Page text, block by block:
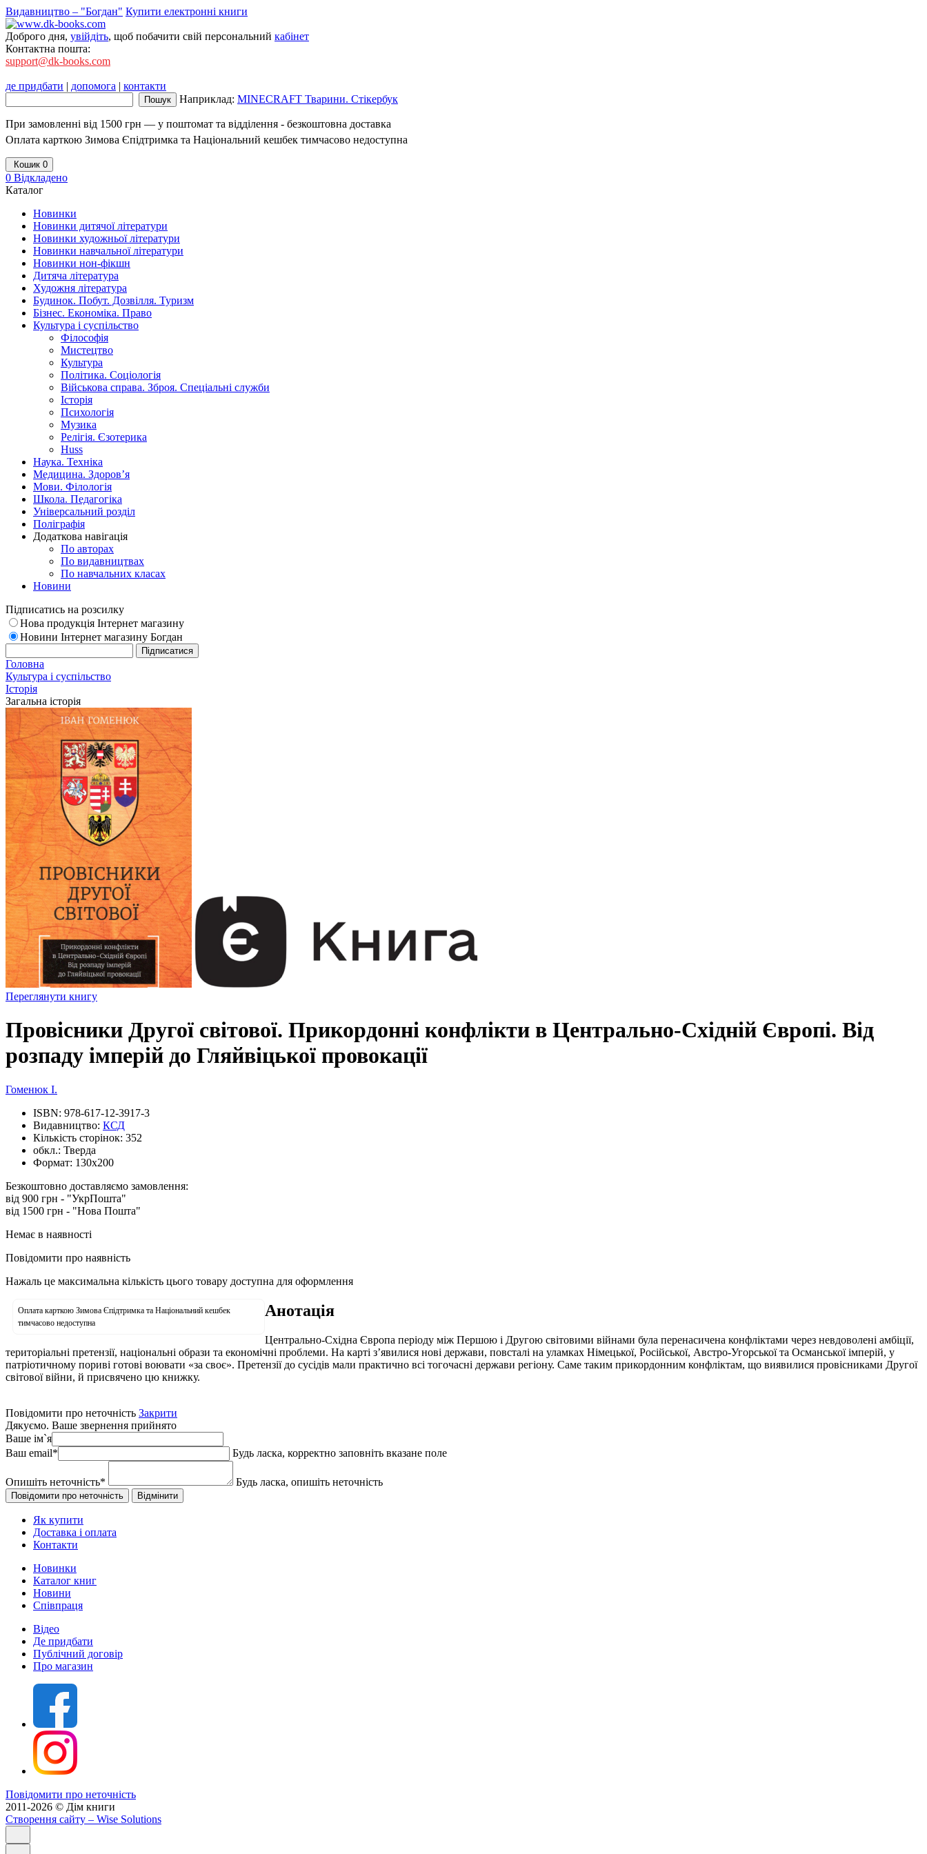
Видавництво – "Богдан" Купити електронні книги
Доброго дня, увійдіть, щоб побачити свій персональний кабінет
Контактна пошта:
support@dk-books.com
де придбати | допомога | контакти
Наприклад: MINECRAFT Тварини. Стікербук
При замовленні від 1500 грн — у поштомат та відділення - безкоштовна доставка
Оплата карткою Зимова Єпідтримка та Національний кешбек тимчасово недоступна
Кошик 0
0 Відкладено
Каталог
Новинки
Новинки дитячої літератури
Новинки художньої літератури
Новинки навчальної літератури
Новинки нон-фікшн
Дитяча література
Художня література
Будинок. Побут. Дозвілля. Туризм
Бізнес. Економіка. Право
Культура і суспільство
Філософія
Мистецтво
Культура
Політика. Соціологія
Військова справа. Зброя. Спеціальні служби
Історія
Психологія
Музика
Релігія. Єзотерика
Huss
Наука. Техніка
Медицина. Здоров’я
Мови. Філологія
Школа. Педагогіка
Універсальний розділ
Поліграфія
Додаткова навігація
По авторах
По видавництвах
По навчальних класах
Новини
Підписатись на розсилку
Нова продукція Інтернет магазину
Новини Інтернет магазину Богдан
Головна
Культура і суспільство
Історія
Загальна історія
Переглянути книгу
Провісники Другої світової. Прикордонні конфлікти в Центрально-Східній Європі. Від
розпаду імперій до Гляйвіцької провокації
Гоменюк І.
ISBN: 978-617-12-3917-3
Видавництво: КСД
Кількість сторінок: 352
обкл.: Тверда
Формат: 130х200
Безкоштовно доставляємо замовлення:
від 900 грн - "УкрПошта"
від 1500 грн - "Нова Пошта"
Немає в наявності
Повідомити про наявність
Нажаль це максимальна кількість цього товару доступна для оформлення
Оплата карткою Зимова Єпідтримка та Національний кешбек
тимчасово недоступна
Анотація
Центрально-Східна Європа періоду між Першою і Другою світовими війнами була перенасичена конфліктами через невдоволені амбіції,
територіальні претензії, національні образи та економічні проблеми. На карті з’явилися нові держави, повсталі на уламках Німецької, Російської, Австро-Угорської та Османської імперій, у
патріотичному пориві готові воювати «за своє». Претензії до сусідів мали практично всі тогочасні держави регіону. Саме таким прикордонним конфліктам, що виявилися провісниками Другої
світової війни, й присвячено цю книжку.
Повідомити про неточність Закрити
Дякуємо. Ваше звернення прийнято
Ваше ім`я
Ваш email* Будь ласка, корректно заповніть вказане поле
Опишіть неточність* Будь ласка, опишіть неточність
Як купити
Доставка і оплата
Контакти
Новинки
Каталог книг
Новини
Співпраця
Відео
Де придбати
Публічний договір
Про магазин
Повідомити про неточність
2011-2026 © Дім книги
Створення сайту – Wise Solutions